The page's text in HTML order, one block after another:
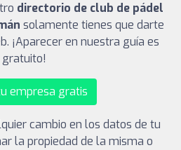
directorio de club de pádel
solamente tienes que darte
¡Aparecer en nuestra guía es
gratuito!
empresa gratis
cambio en los datos de tu
la propiedad de la misma o